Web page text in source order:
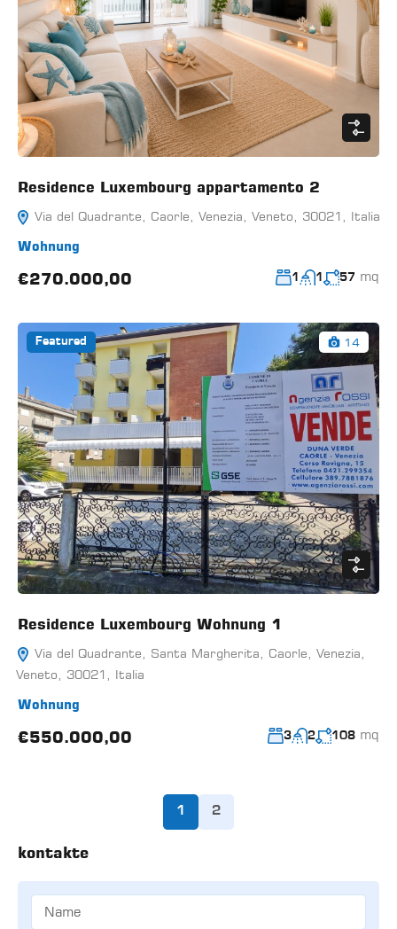
Residence Luxembourg appartamento 2
Via del Quadrante, Caorle, Venezia, Veneto, 30021, Italia
Wohnung
€270.000,00 1 1 57 mq
Featured 14
Residence Luxembourg Wohnung 1
Via del Quadrante, Santa Margherita, Caorle, Venezia,
Veneto, 30021, Italia
Wohnung
€550.000,00 3 2 108 mq
1 2
kontakte